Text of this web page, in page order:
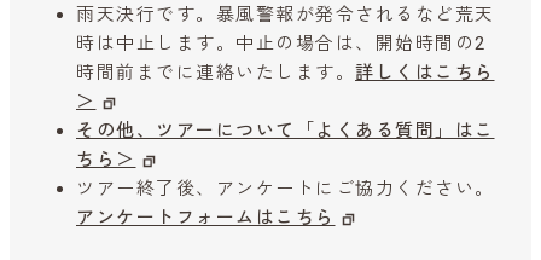
雨天決行です。暴風警報が発令されるなど荒天
時は中止します。中止の場合は、開始時間の2
時間前までに連絡いたします。 詳しくはこちら
＞
その他、ツアーについて「よくある質問」はこ
ちら＞
ツアー終了後、アンケートにご協力ください。
アンケートフォームはこちら